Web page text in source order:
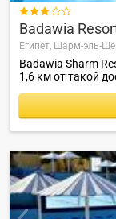

Badawia
Египет, Шарм-эль-
Badawia Sharm
1,6 км от такой